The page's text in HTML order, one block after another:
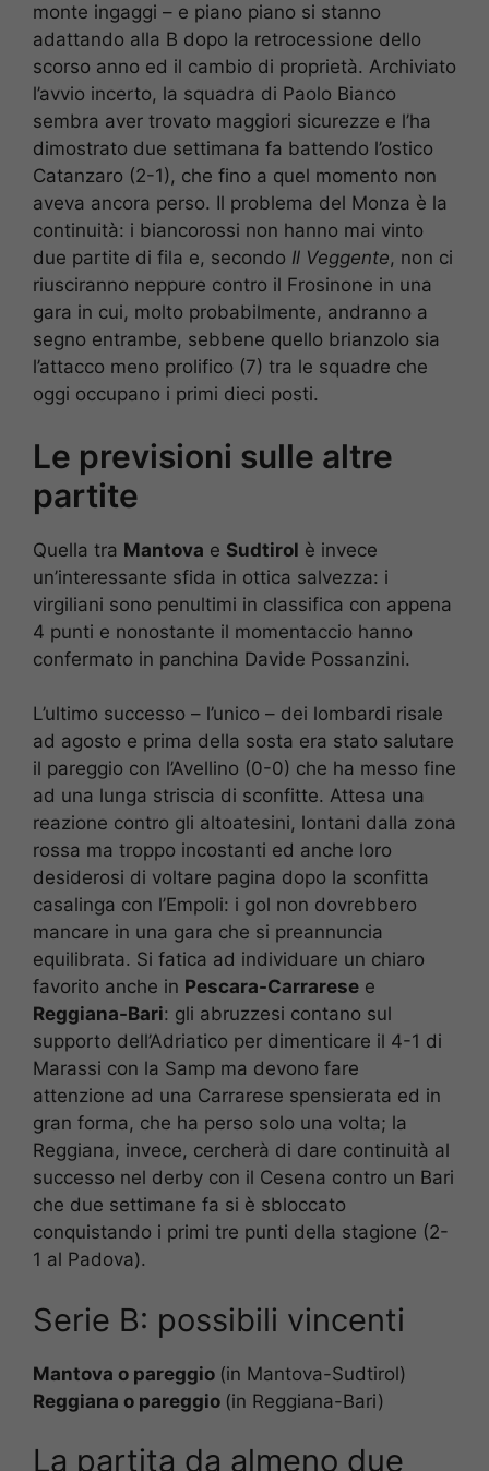
monte ingaggi – e piano piano si stanno
adattando alla B dopo la retrocessione dello
scorso anno ed il cambio di proprietà. Archiviato
l’avvio incerto, la squadra di Paolo Bianco
sembra aver trovato maggiori sicurezze e l’ha
dimostrato due settimana fa battendo l’ostico
Catanzaro (2-1), che fino a quel momento non
aveva ancora perso. Il problema del Monza è la
continuità: i biancorossi non hanno mai vinto
due partite di fila e, secondo Il Veggente, non ci
riusciranno neppure contro il Frosinone in una
gara in cui, molto probabilmente, andranno a
segno entrambe, sebbene quello brianzolo sia
l’attacco meno prolifico (7) tra le squadre che
oggi occupano i primi dieci posti.
Le previsioni sulle altre
partite
Quella tra Mantova e Sudtirol è invece
un’interessante sfida in ottica salvezza: i
virgiliani sono penultimi in classifica con appena
4 punti e nonostante il momentaccio hanno
confermato in panchina Davide Possanzini.
L’ultimo successo – l’unico – dei lombardi risale
ad agosto e prima della sosta era stato salutare
il pareggio con l’Avellino (0-0) che ha messo fine
ad una lunga striscia di sconfitte. Attesa una
reazione contro gli altoatesini, lontani dalla zona
rossa ma troppo incostanti ed anche loro
desiderosi di voltare pagina dopo la sconfitta
casalinga con l’Empoli: i gol non dovrebbero
mancare in una gara che si preannuncia
equilibrata. Si fatica ad individuare un chiaro
favorito anche in Pescara-Carrarese e
Reggiana-Bari: gli abruzzesi contano sul
supporto dell’Adriatico per dimenticare il 4-1 di
Marassi con la Samp ma devono fare
attenzione ad una Carrarese spensierata ed in
gran forma, che ha perso solo una volta; la
Reggiana, invece, cercherà di dare continuità al
successo nel derby con il Cesena contro un Bari
che due settimane fa si è sbloccato
conquistando i primi tre punti della stagione (2-
1 al Padova).
Serie B: possibili vincenti
Mantova o pareggio (in Mantova-Sudtirol)
Reggiana o pareggio (in Reggiana-Bari)
La partita da almeno due